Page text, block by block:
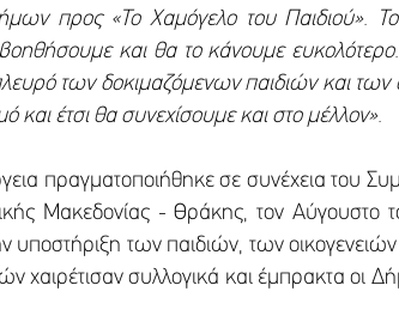
προς «Το Χαμόγελο του Παιδιού». Το
βοηθήσουμε και θα το κάνουμε
των δοκιμαζόμενων παιδιών και
και έτσι θα συνεχίσουμε και στο μέλλον».
πραγματοποιήθηκε σε συνέχεια του
Μακεδονίας - Θράκης, τον Αύγουστο
υποστήριξη των παιδιών, των
χαιρέτισαν συλλογικά και έμπρακτα οι